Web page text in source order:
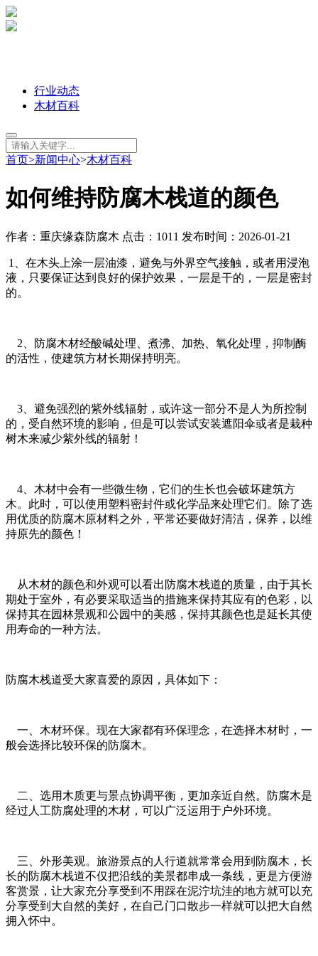
行业动态
木材百科
首页>新闻中心>木材百科
如何维持防腐木栈道的颜色
作者：重庆缘森防腐木 点击：1011 发布时间：2026-01-21
1、在木头上涂一层油漆，避免与外界空气接触，或者用浸泡
液，只要保证达到良好的保护效果，一层是干的，一层是密封
的。
2、防腐木材经酸碱处理、煮沸、加热、氧化处理，抑制酶
的活性，使建筑方材长期保持明亮。
3、避免强烈的紫外线辐射，或许这一部分不是人为所控制
的，受自然环境的影响，但是可以尝试安装遮阳伞或者是栽种
树木来减少紫外线的辐射！
4、木材中会有一些微生物，它们的生长也会破坏建筑方
木。此时，可以使用塑料密封件或化学品来处理它们。除了选
用优质的防腐木原材料之外，平常还要做好清洁，保养，以维
持原先的颜色！
从木材的颜色和外观可以看出防腐木栈道的质量，由于其长
期处于室外，有必要采取适当的措施来保持其应有的色彩，以
保持其在园林景观和公园中的美感，保持其颜色也是延长其使
用寿命的一种方法。
防腐木栈道受大家喜爱的原因，具体如下：
一、木材环保。现在大家都有环保理念，在选择木材时，一
般会选择比较环保的防腐木。
二、选用木质更与景点协调平衡，更加亲近自然。防腐木是
经过人工防腐处理的木材，可以广泛运用于户外环境。
三、外形美观。旅游景点的人行道就常常会用到防腐木，长
长的防腐木栈道不仅把沿线的美景都串成一条线，更是方便游
客赏景，让大家充分享受到不用踩在泥泞坑洼的地方就可以充
分享受到大自然的美好，在自己门口散步一样就可以把大自然
拥入怀中。